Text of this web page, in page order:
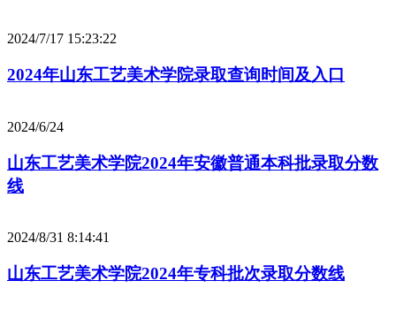
2024/7/17 15:23:22
2024年山东工艺美术学院录取查询时间及入口
2024/6/24
山东工艺美术学院2024年安徽普通本科批录取分数
线
2024/8/31 8:14:41
山东工艺美术学院2024年专科批次录取分数线